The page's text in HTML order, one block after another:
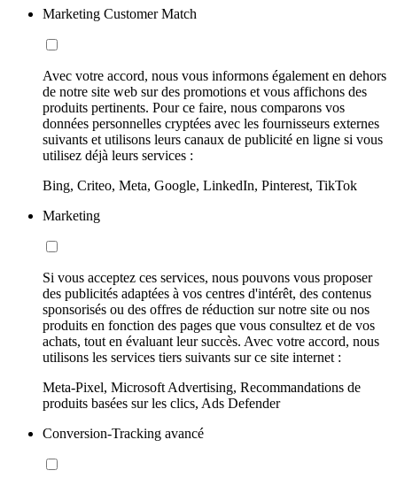
Marketing Customer Match
Avec votre accord, nous vous informons également en dehors
de notre site web sur des promotions et vous affichons des
produits pertinents. Pour ce faire, nous comparons vos
données personnelles cryptées avec les fournisseurs externes
suivants et utilisons leurs canaux de publicité en ligne si vous
utilisez déjà leurs services :
Bing, Criteo, Meta, Google, LinkedIn, Pinterest, TikTok
Marketing
Si vous acceptez ces services, nous pouvons vous proposer
des publicités adaptées à vos centres d'intérêt, des contenus
sponsorisés ou des offres de réduction sur notre site ou nos
produits en fonction des pages que vous consultez et de vos
achats, tout en évaluant leur succès. Avec votre accord, nous
utilisons les services tiers suivants sur ce site internet :
Meta-Pixel, Microsoft Advertising, Recommandations de
produits basées sur les clics, Ads Defender
Conversion-Tracking avancé